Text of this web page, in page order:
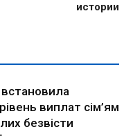
истории
виплат сім’ям
безвісти